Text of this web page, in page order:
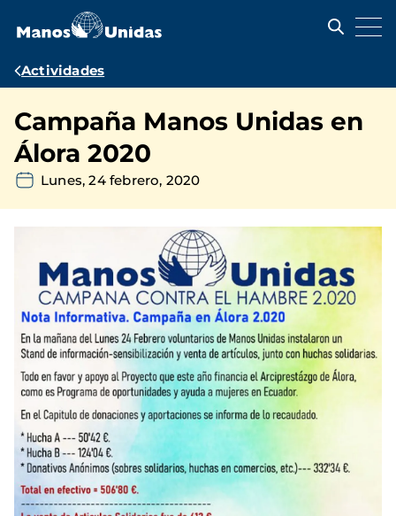
contenido
Ruta
navegación
Actividades
Campaña Manos Unidas en
Álora 2020
Lunes, 24 febrero, 2020